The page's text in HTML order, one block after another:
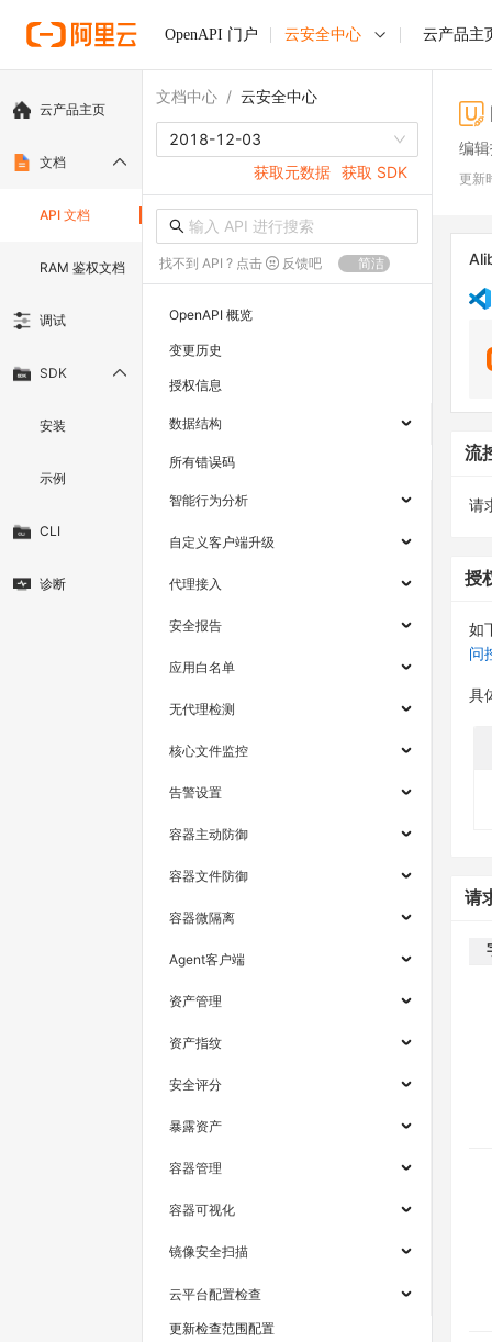
OpenAPI 门户 云安全中心 云产品主
云产品主页
文档
API 文档
RAM 鉴权文档
调试
SDK
安装
示例
CLI
诊断
文档中心 / 云安全中心
2018-12-03
获取元数据 获取 SDK
找不到 API ? 点击 反馈吧 简洁
OpenAPI 概览
变更历史
授权信息
数据结构
所有错误码
智能行为分析
自定义客户端升级
代理接入
安全报告
应用白名单
无代理检测
核心文件监控
告警设置
容器主动防御
容器文件防御
容器微隔离
Agent客户端
资产管理
资产指纹
安全评分
暴露资产
容器管理
容器可视化
镜像安全扫描
云平台配置检查
更新检查范围配置
编
更新
流
请
授
如
问
具
请